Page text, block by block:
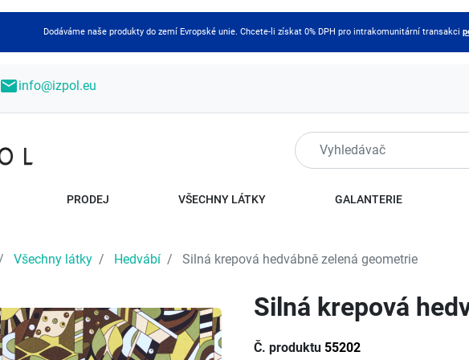
Dodáváme naše produkty do zemí Evropské unie. Chcete-li získat 0% DPH pro intrakomunitární transakci
mailinfo@izpol.eu
PRODEJ VŠECHNY LÁTKY GALANTERIE
Všechny látky Hedvábí Silná krepová hedvábně zelená geometrie
Silná krepová
Č. produktu 55202